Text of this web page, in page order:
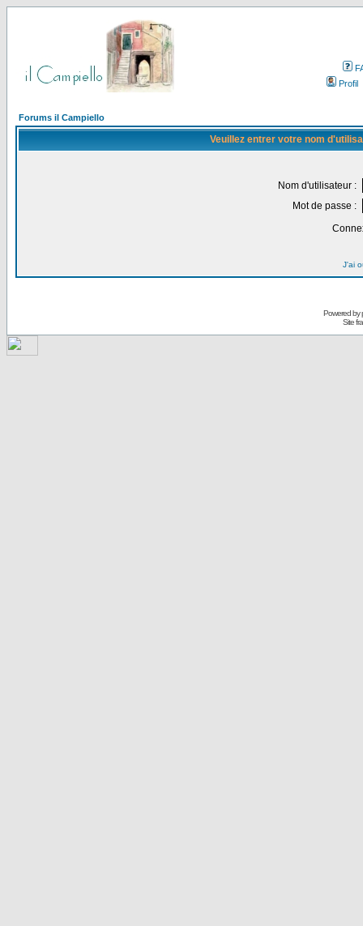
Profil
Forums il Campiello
Veuillez entrer votre nom
Nom d'utilisateur :
Mot de passe :
J'ai
Powered by
Site